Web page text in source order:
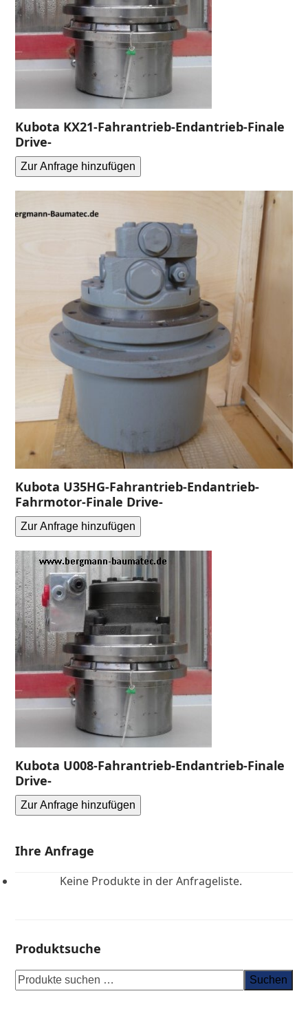
Kubota KX21-Fahrantrieb-Endantrieb-Finale
Drive-
Zur Anfrage hinzufügen
Kubota U35HG-Fahrantrieb-Endantrieb-
Fahrmotor-Finale Drive-
Zur Anfrage hinzufügen
Kubota U008-Fahrantrieb-Endantrieb-Finale
Drive-
Zur Anfrage hinzufügen
Ihre Anfrage
Keine Produkte in der Anfrageliste.
Produktsuche
Suchen